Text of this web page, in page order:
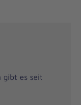
gibt es seit